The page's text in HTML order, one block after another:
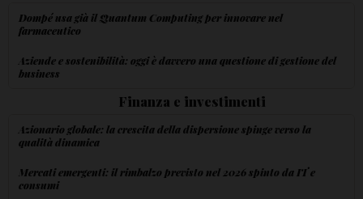
Dompé usa già il Quantum Computing per innovare nel
farmaceutico
Aziende e sostenibilità: oggi è davvero una questione di gestione del
business
Finanza e investimenti
Azionario globale: la crescita della dispersione spinge verso la
qualità dinamica
Mercati emergenti: il rimbalzo previsto nel 2026 spinto da IT e
consumi